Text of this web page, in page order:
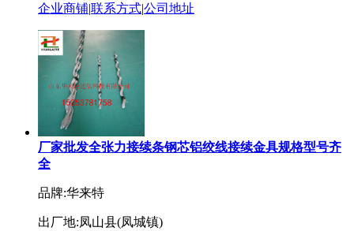
企业商铺|联系方式|公司地址
厂家批发全张力接续条钢芯铝绞线接续金具规格型号齐
全
品牌:华来特
出厂地:凤山县(凤城镇)